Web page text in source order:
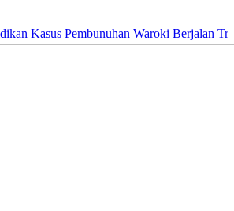
Pembunuhan Waroki Berjalan